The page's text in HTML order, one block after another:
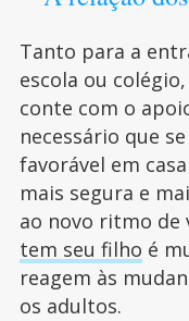
Tanto para a
escola ou
conte com o
necessário que
favorável em
mais segura e
ao novo ritmo de
tem seu filho é
reagem às
os adultos.